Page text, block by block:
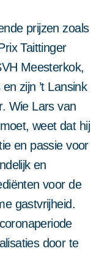
zijn van
support
kun je altijd
in de toekomst.
ga je
door
en de
zijn van
zijn van
en de
zijn van
zijn van
prijzen zoals
Taittinger
Meesterkok,
zijn ’t Lansink
Wie Lars van
weet dat hij
en passie voor
en
voor de
gastvrijheid.
door te